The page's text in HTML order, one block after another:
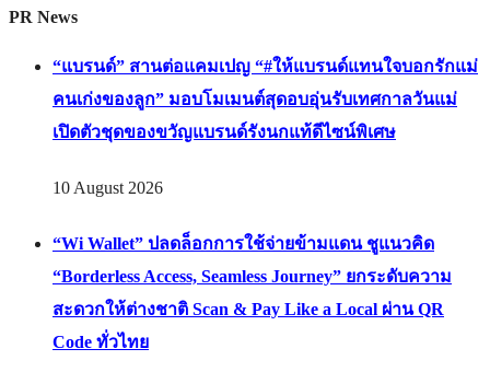
PR News
“แบรนด์” สานต่อแคมเปญ “#ให้แบรนด์แทนใจบอกรักแม่
คนเก่งของลูก” มอบโมเมนต์สุดอบอุ่นรับเทศกาลวันแม่
เปิดตัวชุดของขวัญแบรนด์รังนกแท้ดีไซน์พิเศษ
10 August 2026
“Wi Wallet” ปลดล็อกการใช้จ่ายข้ามแดน ชูแนวคิด
“Borderless Access, Seamless Journey” ยกระดับความ
สะดวกให้ต่างชาติ Scan & Pay Like a Local ผ่าน QR
Code ทั่วไทย